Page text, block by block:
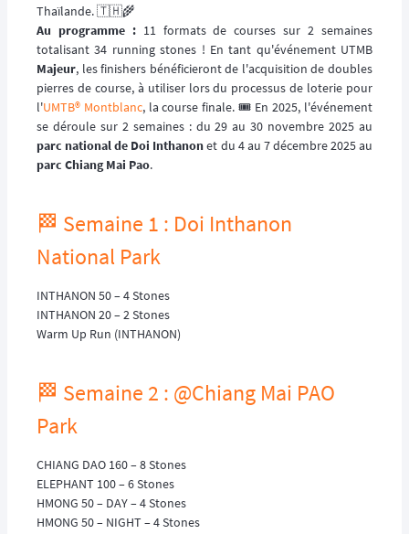
Thaïlande. 🇹🇭🌾
Au programme :11 formats de courses sur 2 semaines
totalisant 34 running stones ! En tant qu'événement UTMB
Majeur, les finishers bénéficieront de l'acquisition de doubles
pierres de course, à utiliser lors du processus de loterie pour
l'UMTB® Montblanc, la course finale. 🎟️ En 2025, l'événement
se déroule sur 2 semaines : du 29 au 30 novembre 2025 au
parc national de Doi Inthanonet du 4 au 7 décembre 2025 au
parc Chiang Mai Pao.
🏁 Semaine 1 : Doi Inthanon
National Park
INTHANON 50 – 4 Stones
INTHANON 20 – 2 Stones
Warm Up Run (INTHANON)
🏁 Semaine 2 : @Chiang Mai PAO
Park
CHIANG DAO 160 – 8 Stones
ELEPHANT 100 – 6 Stones
HMONG 50 – DAY – 4 Stones
HMONG 50 – NIGHT – 4 Stones